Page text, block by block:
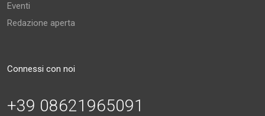
Eventi
Redazione aperta
Connessi con noi
+39 08621965091